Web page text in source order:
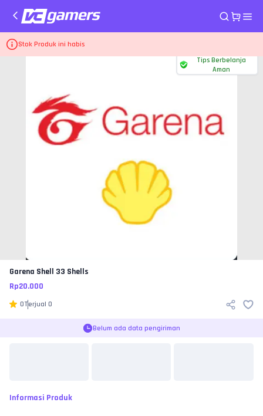
Stok Produk ini habis
Home Voucher Garena Shell
Tips Berbelanja
Aman
Garena Shell 33 Shells
Rp20.000
0Terjual 0
Belum ada data pengiriman
Informasi Produk